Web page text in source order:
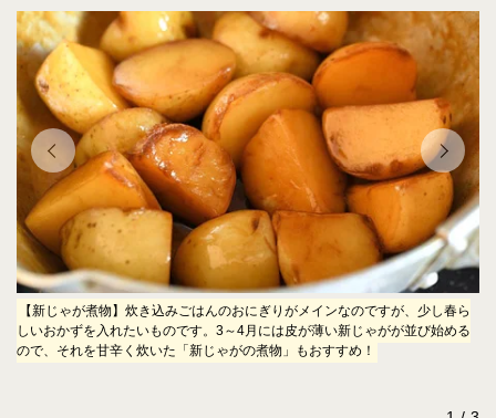
【新じゃが煮物】炊き込みごはんのおにぎりがメインなのですが、少し春ら
しいおかずを入れたいものです。3～4月には皮が薄い新じゃがが並び始める
ので、それを甘辛く炊いた「新じゃがの煮物」もおすすめ！